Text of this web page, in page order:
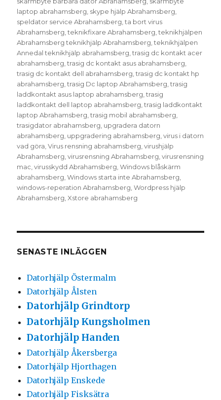
laptop abrahamsberg skype hjälp Abrahamsberg
speldator service Abrahamsberg ,ta bort virus
Abrahamsberg ,teknikfixare Abrahamsberg ,teknikhjälpen
Abrahamsberg teknikhjälp Abrahamsberg ,teknikhjälpen
Annedal teknikhjälp abrahamsberg ,trasig dc kontakt acer
abrahamsberg ,trasig dc kontakt asus abrahamsberg
trasig dc kontakt dell abrahamsberg ,trasig dc kontakt hp
abrahamsberg ,trasig Dc laptop Abrahamsberg ,trasig
laddkontakt asus laptop abrahamsberg ,trasig
laddkontakt dell laptop abrahamsberg ,trasig laddkontakt
laptop Abrahamsberg ,trasig mobil abrahamsberg
trasigdator abrahamsberg upgradera datorn
abrahamsberg uppgradering abrahamsberg ,virus i datorn
vad göra ,Virus rensning abrahamsberg ,virushjälp
Abrahamsberg ,virusrensning Abrahamsberg ,virusrensning
mac ,virusskydd Abrahamsberg ,Windows blåskärm
abrahamsberg ,Windows starta inte Abrahamsberg
windows-reperation Abrahamsberg ,Wordpress hjälp
Abrahamsberg ,Xstore abrahamsberg
SENASTE INLÄGGEN
Datorhjälp Östermalm
Datorhjälp Ålsten
Datorhjälp Grindtorp
Datorhjälp Kungsholmen
Datorhjälp Handen
Datorhjälp Åkersberga
Datorhjälp Hjorthagen
Datorhjälp Enskede
Datorhjälp Fisksätra